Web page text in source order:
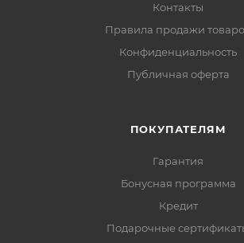
Контакты
Правила продажи
Конфиденциальность
Публичная оферта
ПОКУПАТЕЛЯМ
Гарантия
Бонусная программа
Кредит
Подарочные